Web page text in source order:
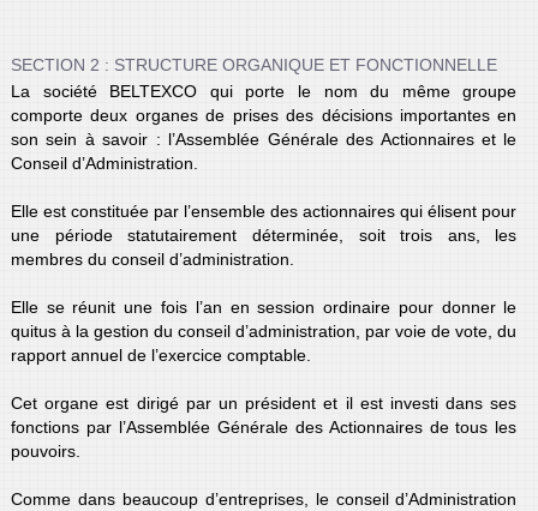
SECTION 2 : STRUCTURE ORGANIQUE ET FONCTIONNELLE
La société BELTEXCO qui porte le nom du même groupe
comporte deux organes de prises des décisions importantes en
son sein à savoir : l’Assemblée Générale des Actionnaires et le
Conseil d’Administration.
Elle est constituée par l’ensemble des actionnaires qui élisent pour
une période statutairement déterminée, soit trois ans, les
membres du conseil d’administration.
Elle se réunit une fois l’an en session ordinaire pour donner le
quitus à la gestion du conseil d’administration, par voie de vote, du
rapport annuel de l’exercice comptable.
Cet organe est dirigé par un président et il est investi dans ses
fonctions par l’Assemblée Générale des Actionnaires de tous les
pouvoirs.
Comme dans beaucoup d’entreprises, le conseil d’Administration